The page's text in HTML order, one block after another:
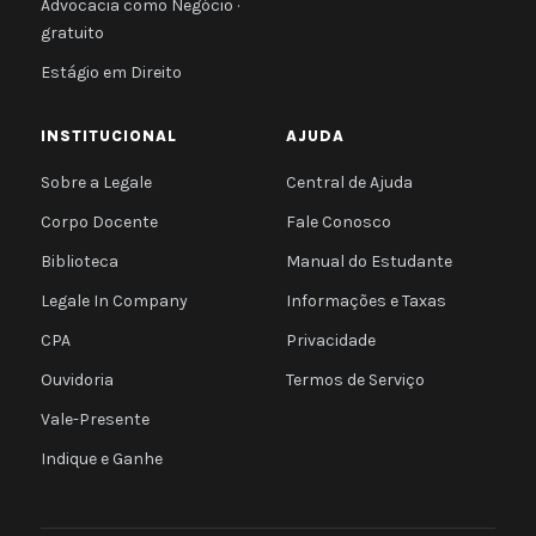
Advocacia como Negócio ·
gratuito
Estágio em Direito
INSTITUCIONAL
Sobre a Legale
Corpo Docente
Biblioteca
Legale In Company
CPA
Ouvidoria
Vale-Presente
Indique e Ganhe
AJUDA
Central de Ajuda
Fale Conosco
Manual do Estudante
Informações e Taxas
Privacidade
Termos de Serviço